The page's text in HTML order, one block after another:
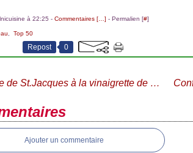
à 22:25 - Commentaires [ ] - Permalien [#]
Top 50
Repost 0
Tartare de St.Jacques à la vinaigrette de carotte ***
Ajouter un commentaire